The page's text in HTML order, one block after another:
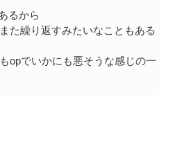
るから
た繰り返すみたいなこともある
opでいかにも悪そうな感じの一